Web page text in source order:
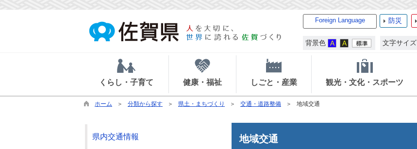
Foreign Language 防災
背景色 文字サイズ
くらし・子育て 健康・福祉 しごと・産業 観光・文化・スポーツ
ホーム 分類から探す 県土・まちづくり 交通・道路整備 地域交通
地域交通
県内交通情報